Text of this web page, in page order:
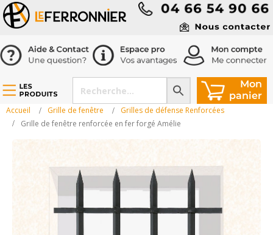
Accueil Grille de fenêtre
Grilles de défense Renforcées
Grille de fenêtre renforcée en fer forgé Amélie